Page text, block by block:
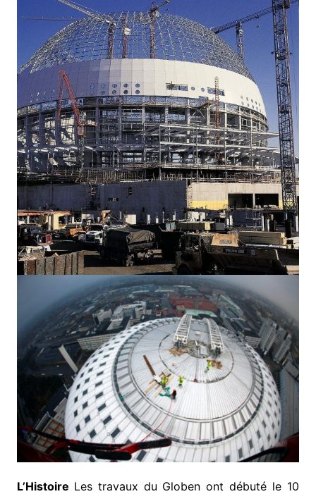
L’Histoire Les travaux du Globen ont débuté le 10